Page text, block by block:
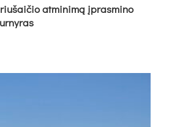
at­mi­ni­mą įpras­mi­no